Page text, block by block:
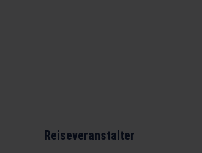
Reiseveranstalter